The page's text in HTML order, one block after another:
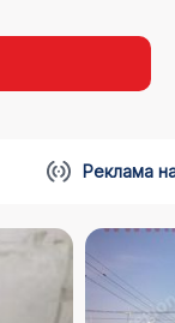
Реклама